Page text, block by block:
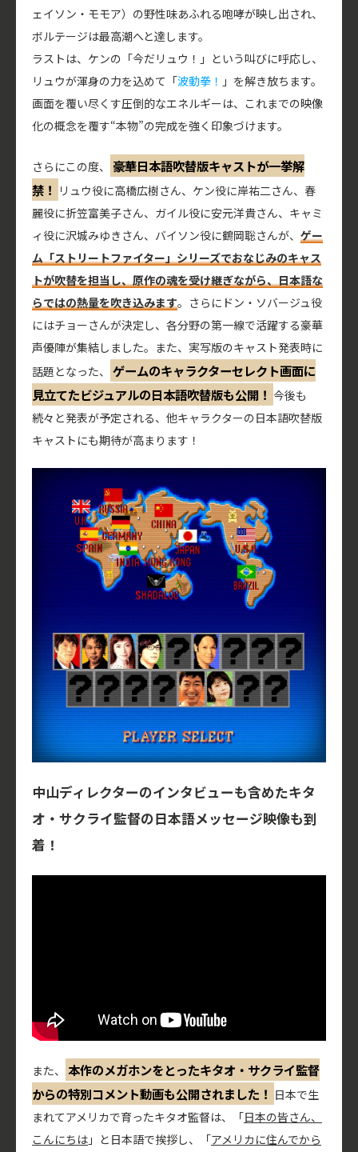
ェイソン・モモア）の野性味あふれる咆哮が映し出され、
ボルテージは最高潮へと達します。
ラストは、ケンの「今だリュウ！」という叫びに呼応し、
リュウが渾身の力を込めて「波動拳！ 」を解き放ちます。
画面を覆い尽くす圧倒的なエネルギーは、これまでの映像
化の概念を覆す“本物”の完成を強く印象づけます。
さらにこの度、
豪華日本語吹替版キャストが一挙解
禁！ リュウ役に高橋広樹さん、ケン役に岸祐二さん、春
麗役に折笠富美子さん、ガイル役に安元洋貴さん、キャミ
ィ役に沢城みゆきさん、バイソン役に鶴岡聡さんが、 ゲー
ム「ストリートファイター」シリーズでおなじみのキャス
トが吹替を担当し、原作の魂を受け継ぎながら、日本語な
らではの熱量を吹き込みます。さらにドン・ソバージュ役
にはチョーさんが決定し、各分野の第一線で活躍する豪華
声優陣が集結しました。また、実写版のキャスト発表時に
話題となった、
ゲームのキャラクターセレクト画面に
見立てたビジュアルの日本語吹替版も公開！ 今後も
続々と発表が予定される、他キャラクターの日本語吹替版
キャストにも期待が高まります！
中山ディレクターのインタビューも含めたキタ
オ・サクライ監督の日本語メッセージ映像も到
着！
また、
本作のメガホンをとったキタオ・サクライ監督
からの特別コメント動画も公開されました！ 日本で生
まれてアメリカで育ったキタオ監督は、「日本の皆さん、
こんにちは 」と日本語で挨拶し、「アメリカに住んでから